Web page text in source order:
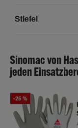
Stiefel
Sinomac von
jeden
-25 %